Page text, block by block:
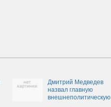
Дмитрий Медведев
назвал главную
внешнеполитическую